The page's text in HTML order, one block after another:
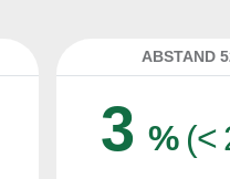
ABSTAND
3% (<